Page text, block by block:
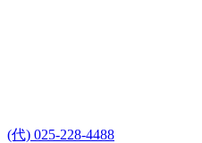
(代) 025-228-4488